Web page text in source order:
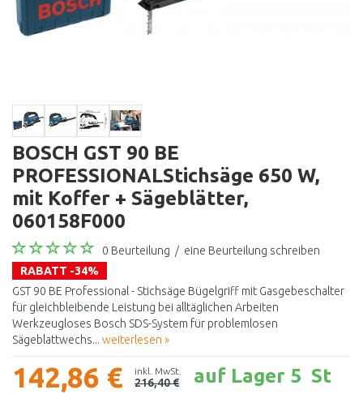
BOSCH GST 90 BE
PROFESSIONALStichsäge 650 W,
mit Koffer + Sägeblätter,
060158F000
0 Beurteilung / eine Beurteilung schreiben
RABATT -34%
GST 90 BE Professional - Stichsäge Bügelgriff mit Gasgebeschalter
für gleichbleibende Leistung bei alltäglichen Arbeiten
Werkzeugloses Bosch SDS-System für problemlosen
Sägeblattwechs... weiterlesen »
142,86 € inkl. MwSt.
216,40 € auf Lager 5 St